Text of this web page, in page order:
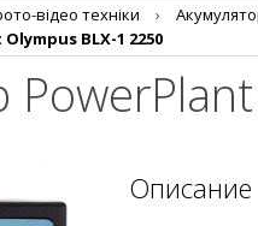
відео техніки ›
BLX-1 2250
Описание